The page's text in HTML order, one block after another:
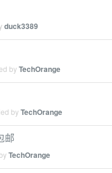
duck3389
byTechOrange
byTechOrange
邮
TechOrange